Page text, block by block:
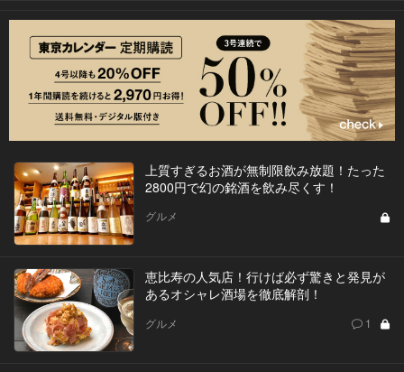
上質すぎるお酒が無制限飲み放題！たった
2800円で幻の銘酒を飲み尽くす！
グルメ
恵比寿の人気店！行けば必ず驚きと発見が
あるオシャレ酒場を徹底解剖！
グルメ 1